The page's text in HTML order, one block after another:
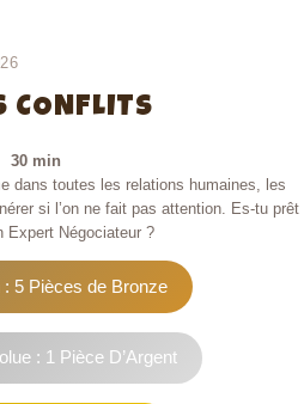
CONFLITS
30 min
dans toutes les relations humaines, les
si l’on ne fait pas attention. Es-tu prêt
Expert Négociateur ?
: 5 Pièces de Bronze
: 1 Pièce D’Argent